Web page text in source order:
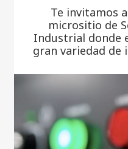
Te invitamos
micrositio de
Industrial donde
gran variedad de